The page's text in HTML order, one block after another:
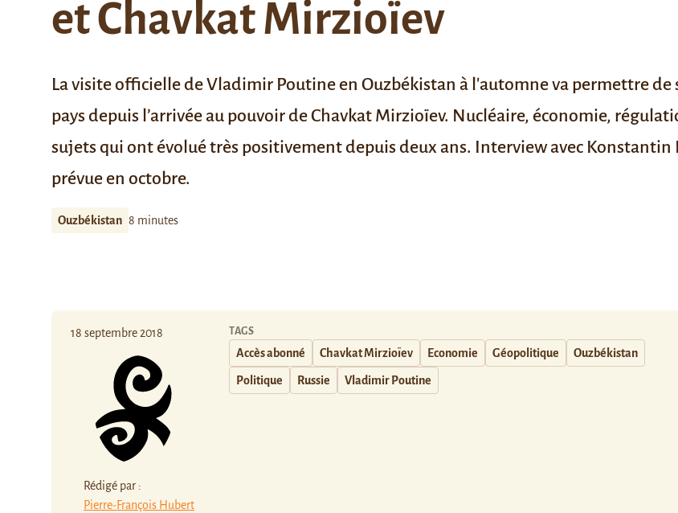
et Chavkat Mirzioïev
La visite officielle de Vladimir Poutine en Ouzbékistan à l'automne va permettre
pays depuis l’arrivée au pouvoir de Chavkat Mirzioïev. Nucléaire, économie,
sujets qui ont évolué très positivement depuis deux ans. Interview avec Konstantin
prévue en octobre.
Ouzbékistan 8 minutes
18 septembre 2018
Rédigé par :
Pierre-François Hubert
TAGS
Accès abonné Chavkat Mirzioïev Economie Géopolitique Ouzbékistan
Politique Russie Vladimir Poutine